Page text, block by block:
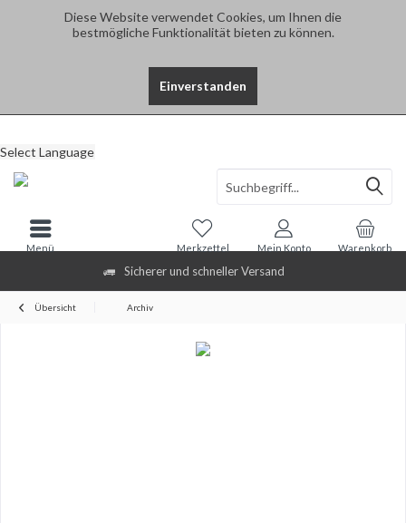
Diese Website verwendet Cookies, um Ihnen die
bestmögliche Funktionalität bieten zu können.
Einverstanden
Sicherer und schneller Versand
Select Language
Warenkorb
Merkzettel Mein Konto
Menü
Übersicht Archiv